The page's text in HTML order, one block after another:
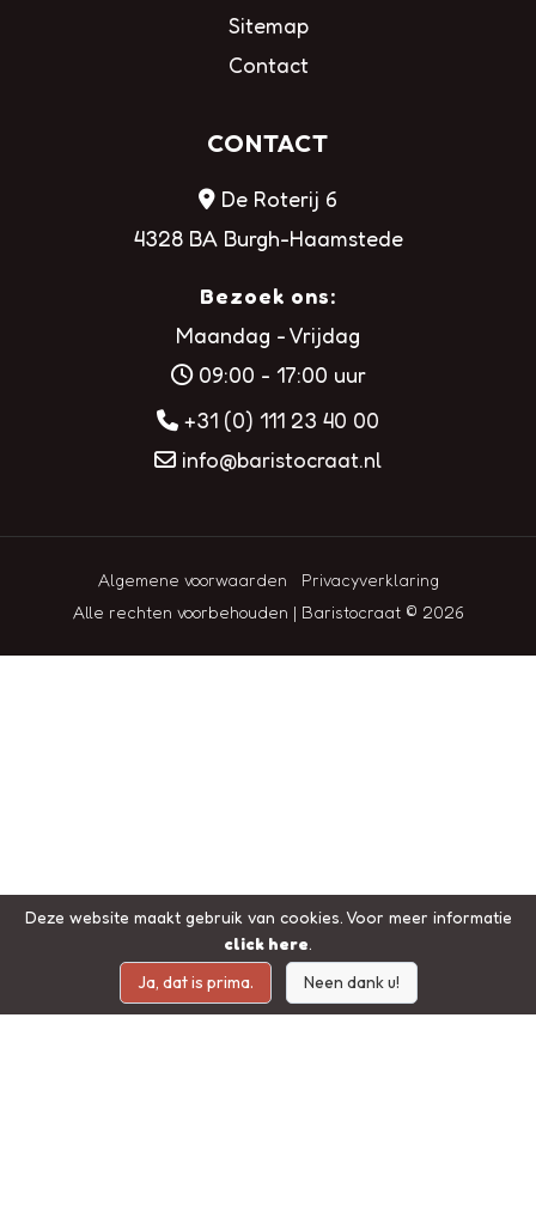
Sitemap
Contact
CONTACT
De Roterij 6
4328 BA Burgh-Haamstede
Bezoek ons:
Maandag - Vrijdag
09:00 - 17:00 uur
+31 (0) 111 23 40 00
info@baristocraat.nl
Algemene voorwaarden
Privacyverklaring
Alle rechten voorbehouden | Baristocraat © 2026
Deze website maakt gebruik van cookies. Voor meer informatie
click here.
Ja, dat is prima. Neen dank u!